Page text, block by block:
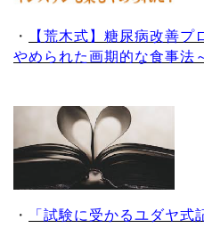
・
【荒木式】糖尿病改善
やめられた画期的な食事法
・ 「試験に受かるユダヤ式